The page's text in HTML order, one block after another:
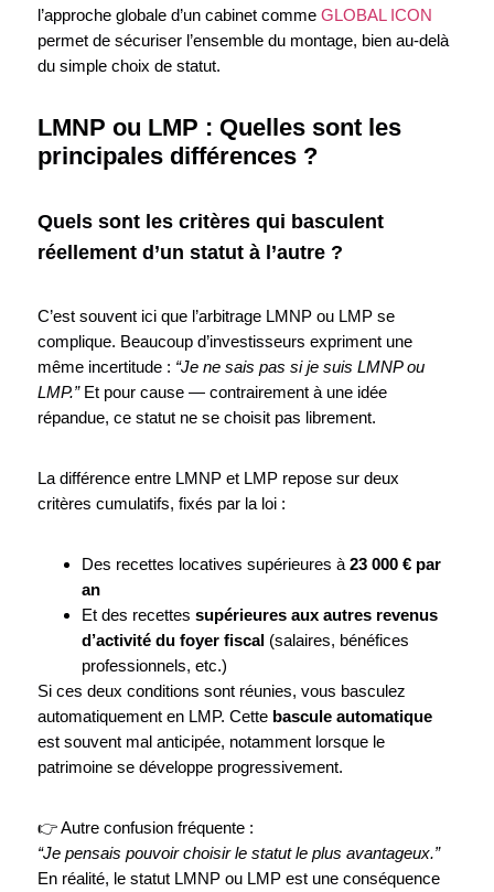
l’approche globale d’un cabinet comme GLOBAL ICON
permet de sécuriser l’ensemble du montage, bien au-delà
du simple choix de statut.
LMNP ou LMP : Quelles sont les
principales différences ?
Quels sont les critères qui basculent
réellement d’un statut à l’autre ?
C’est souvent ici que l’arbitrage LMNP ou LMP se
complique. Beaucoup d’investisseurs expriment une
même incertitude : “Je ne sais pas si je suis LMNP ou
LMP.”Et pour cause — contrairement à une idée
répandue, ce statut ne se choisit pas librement.
La différence entre LMNP et LMP repose sur deux
critères cumulatifs, fixés par la loi :
Des recettes locatives supérieures à 23 000 € par
an
Et des recettes supérieures aux autres revenus
d’activité du foyer fiscal(salaires, bénéfices
professionnels, etc.)
Si ces deux conditions sont réunies, vous basculez
automatiquement en LMP. Cette bascule automatique
est souvent mal anticipée, notamment lorsque le
patrimoine se développe progressivement.
👉 Autre confusion fréquente :
“Je pensais pouvoir choisir le statut le plus avantageux.”
En réalité, le statut LMNP ou LMP est une conséquence